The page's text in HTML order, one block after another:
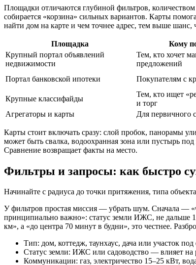
Площадки отличаются глубиной фильтров,
собирается «корзина» сильных вариантов. Карты
найти дом на карте и чем точнее адрес, тем выше
Площадка Кому
Крупный портал объявлений
недвижимости
Тем, кто хочет
предложений
Портал банковской ипотеки
Покупателям с
Крупные классифайды
Тем, кто ищет
и торг
Агрегаторы и карты
Для первичного
Карты стоит включать сразу: слой пробок, панорамы
может быть свалка, водоохранная зона или пустырь
Сравнение возвращает факты на место.
Фильтры и запросы: как быстро
Начинайте с радиуса до точки притяжения, типа
У фильтров простая миссия — убрать шум. Сначала —
принципиально важно»: статус земли ИЖС, не дальше
км», а «до центра 70 минут в будни», это честнее.
Тип: дом, коттедж, таунхаус, дача или участок под
Статус земли: ИЖС или садоводство — влияет на
Коммуникации: газ, электричество 15–25 кВт,